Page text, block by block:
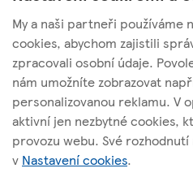
Tesco Stores ČR, a. s.
Vršovická 1527/68b; 100 00 Praha
My a naši partneři používáme
cookies, abychom zajistili
zpracovali osobní údaje.
nám umožníte zobrazovat
personalizovanou reklamu. V
aktivní jen nezbytné cookies,
provozu webu. Své
v Nastavení cookies.